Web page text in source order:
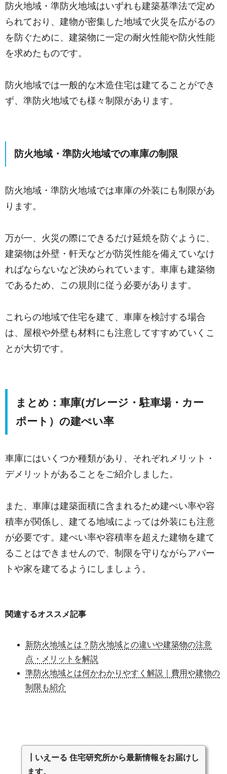
防火地域・準防火地域はいずれも建築基準法で定め
られており、建物が密集した地域で火災を広がるの
を防ぐために、建築物に一定の耐火性能や防火性能
を求めたものです。
防火地域では一般的な木造住宅は建てることができ
ず、準防火地域でも様々制限があります。
防火地域・準防火地域での車庫の制限
防火地域・準防火地域では車庫の外装にも制限があ
ります。
万が一、火災の際にできるだけ延焼を防ぐように、
建築物は外壁・軒天などが防災性能を備えていなけ
ればならないなど決められています。車庫も建築物
であるため、この規則に従う必要があります。
これらの地域で住宅を建て、車庫を検討する場合
は、屋根や外壁も材料にも注意してすすめていくこ
とが大切です。
まとめ：車庫(ガレージ・駐車場・カー
ポート）の建ぺい率
車庫にはいくつか種類があり、それぞれメリット・
デメリットがあることをご紹介しました。
また、車庫は建築面積に含まれるため建ぺい率や容
積率が関係し、建てる地域によっては外装にも注意
が必要です。建ぺい率や容積率を超えた建物を建て
ることはできませんので、制限を守りながらアパー
トや家を建てるようにしましょう。
関連するオススメ記事
新防火地域とは？防火地域との違いや建築物の注意
点・メリットを解説
準防火地域とは何かわかりやすく解説｜費用や建物の
制限も紹介
┃いえーる 住宅研究所から最新情報をお届けし
ます。